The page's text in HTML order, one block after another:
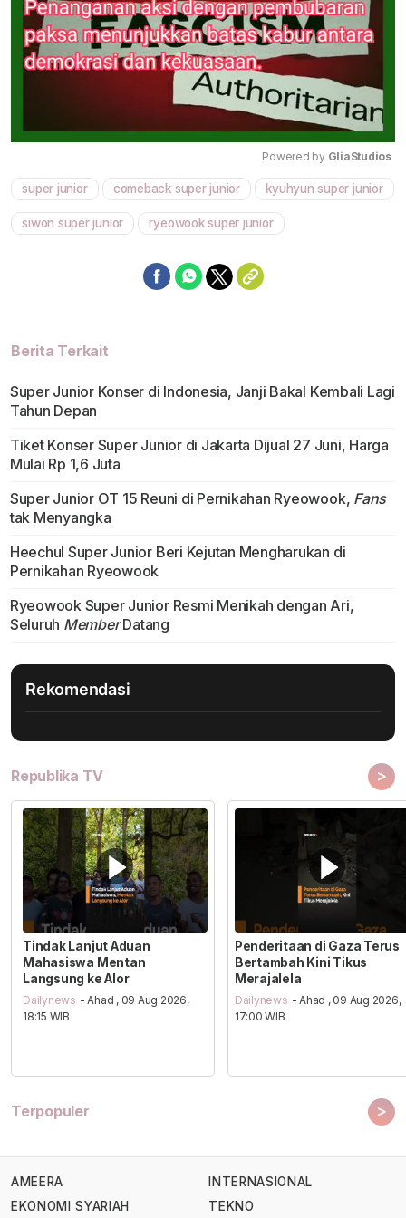
Mute
Powered by GliaStudios
super junior comeback super junior kyuhyun super junior
siwon super junior ryeowook super junior
Berita Terkait
Super Junior Konser di Indonesia, Janji Bakal Kembali Lagi
Tahun Depan
Tiket Konser Super Junior di Jakarta Dijual 27 Juni, Harga
Mulai Rp 1,6 Juta
Super Junior OT 15 Reuni di Pernikahan Ryeowook, Fans
tak Menyangka
Heechul Super Junior Beri Kejutan Mengharukan di
Pernikahan Ryeowook
Ryeowook Super Junior Resmi Menikah dengan Ari,
Seluruh MemberDatang
Rekomendasi
Republika TV >
Tindak Lanjut Aduan
Mahasiswa Mentan
Langsung ke Alor
Dailynews - Ahad , 09 Aug 2026,
18:15 WIB
Penderitaan di Gaza Terus
Bertambah Kini Tikus
Merajalela
Dailynews - Ahad , 09 Aug 2026,
17:00 WIB
Terpopuler >
AMEERA
EKONOMI SYARIAH
INTERNASIONAL
TEKNO